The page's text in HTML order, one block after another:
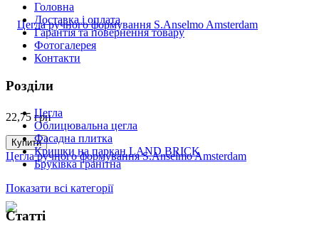
22,75 грн
Купити
Цегла ручного формування S.Anselmo Amsterdam
Головна
Доставка і оплата
Гарантія та повернення товару
Фотогалерея
Контакти
Розділи
Цегла
Облицювальна цегла
Фасадна плитка
Кришки на паркан LAND BRICK
Бруківка гранітна
Показати всі категорії
Статті